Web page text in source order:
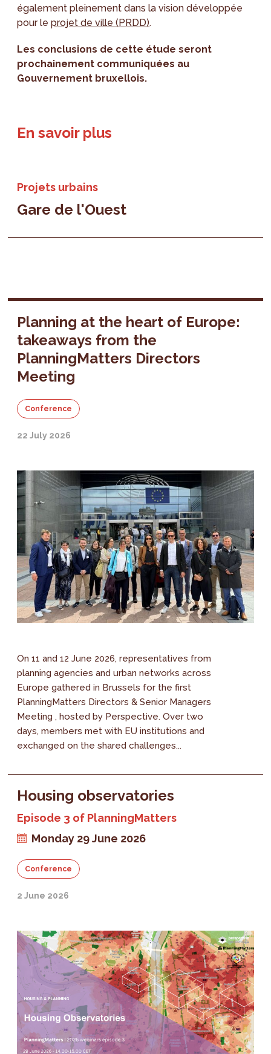
également pleinement dans la vision développée
pour leprojet de ville (PRDD).
Les conclusions de cette étude seront
prochainement communiquées au
Gouvernement bruxellois.
En savoir plus
Projets urbains
Gare de l'Ouest
Planning at the heart of Europe:
takeaways from the
PlanningMatters Directors
Meeting
Conference
22 July 2026
On 11 and 12 June 2026, representatives from
planning agencies and urban networks across
Europe gathered in Brussels for the first
PlanningMatters Directors & Senior Managers
Meeting , hosted by Perspective. Over two
days, members met with EU institutions and
exchanged on the shared challenges...
Housing observatories
Episode 3 of PlanningMatters
Monday 29 June 2026
Conference
2 June 2026